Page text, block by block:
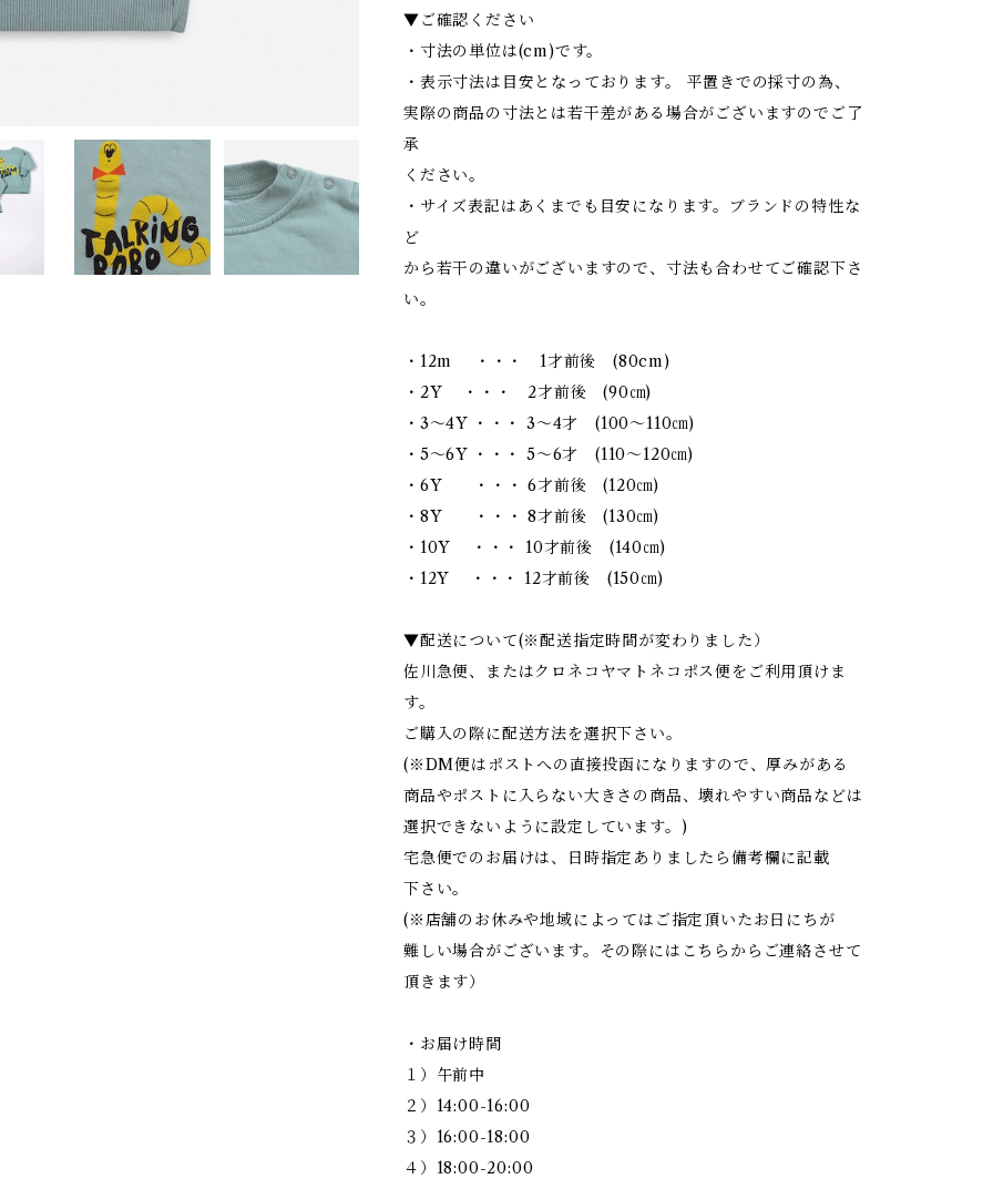
▼ご確認ください
・寸法の単位は(cm)です。
・表示寸法は目安となっております。 平置きでの採寸の為、
実際の商品の寸法とは若干差がある場合がございますのでご了
承
ください。
・サイズ表記はあくまでも目安になります。ブランドの特性な
ど
から若干の違いがございますので、寸法も合わせてご確認下さ
い。
・12m ・・・ 1才前後 (80cm)
・2Y ・・・ 2才前後 (90㎝)
・3～4Y ・・・ 3～4才 (100～110㎝)
・5～6Y ・・・ 5～6才 (110～120㎝)
・6Y ・・・ 6才前後 (120㎝)
・8Y ・・・ 8才前後 (130㎝)
・10Y ・・・ 10才前後 (140㎝)
・12Y ・・・ 12才前後 (150㎝)
▼配送について(※配送指定時間が変わりました）
佐川急便、またはクロネコヤマトネコポス便をご利用頂けま
す。
ご購入の際に配送方法を選択下さい。
(※DM便はポストへの直接投函になりますので、厚みがある
商品やポストに入らない大きさの商品、壊れやすい商品などは
選択できないように設定しています。)
宅急便でのお届けは、日時指定ありましたら備考欄に記載
下さい。
(※店舗のお休みや地域によってはご指定頂いたお日にちが
難しい場合がございます。その際にはこちらからご連絡させて
頂きます）
・お届け時間
１）午前中
２）14:00-16:00
３）16:00-18:00
４）18:00-20:00